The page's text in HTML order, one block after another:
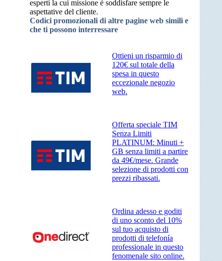
esperti la cui missione è soddisfare sempre le
aspettative del cliente.
Codici promozionali di altre pagine web simili e
che ti possono interressare
Ottieni un risparmio di
120€ sul totale della
spesa in questo
eccezionale negozio
web.
Offerta speciale TIM
Senza Limiti
PLATINUM: Minuti +
GB senza limiti a partire
da 49€/mese. Grande
selezione di prodotti con
prezzi ribassati.
Ordina adesso e goditi
di uno sconto del 10%
sul tuo acquisto di
prodotti di telefonía
professionale in questo
fenomenale sito online.